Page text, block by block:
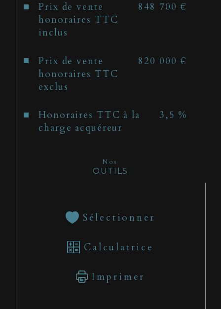
Prix de vente
honoraires TTC
inclus
848 700 €
Prix de vente
honoraires TTC
exclus
820 000 €
Honoraires TTC à la
charge acquéreur
3,5 %
Nos
OUTILS
Sélectionner
Calculatrice
Imprimer